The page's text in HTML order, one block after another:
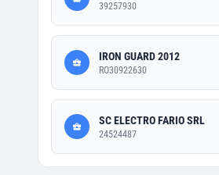
39257930
IRON GUARD 2012
RO30922630
SC ELECTRO FARIO SRL
24524487